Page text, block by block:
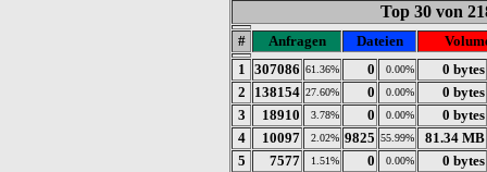
Top 30 von
# Anfragen Dateien
1
307086 61.36% 0 0.00%
0 bytes
2
138154 27.60% 0 0.00%
0 bytes
3
18910 3.78% 0 0.00%
0 bytes
4
10097 2.02% 9825 55.99%
81.34 MB
5
7577 1.51% 0 0.00%
0 bytes